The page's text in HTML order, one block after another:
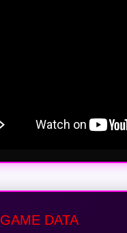
GAME DATA